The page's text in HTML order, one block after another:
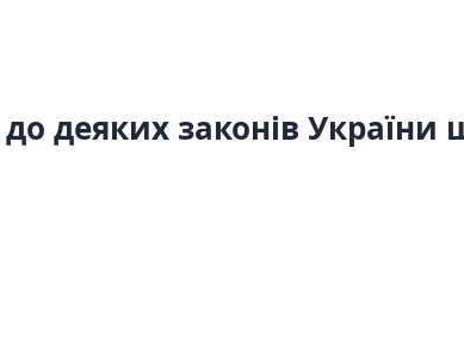
деяких законів України